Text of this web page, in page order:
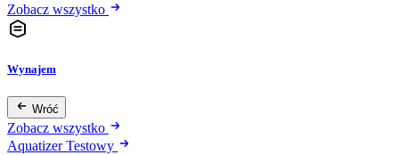
Zobacz wszystko
Wynajem
Wróć
Zobacz wszystko
Aquatizer Testowy